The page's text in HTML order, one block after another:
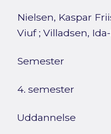
Nielsen, Kaspar
Viuf; Villadsen,
Semester
4. semester
Uddannelse